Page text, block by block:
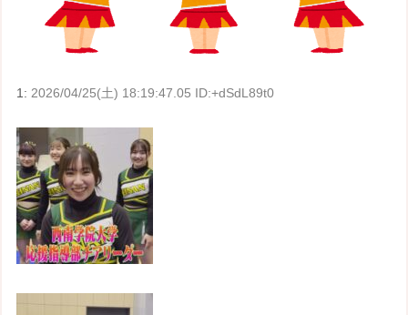
1: 2026/04/25(土) 18:19:47.05 ID:+dSdL89t0